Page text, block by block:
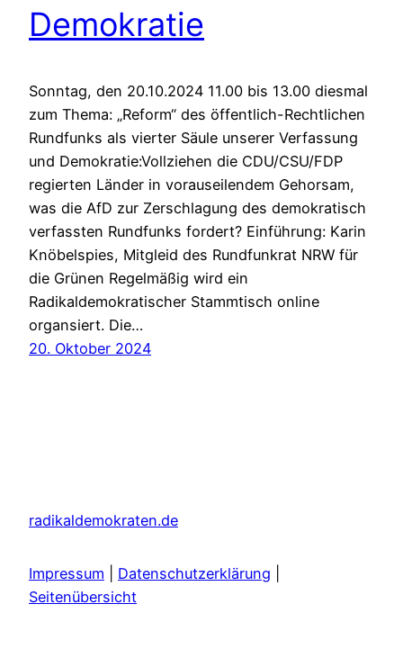
Demokratie
Sonntag, den 20.10.2024 11.00 bis 13.00 diesmal
zum Thema: „Reform“ des öffentlich-Rechtlichen
Rundfunks als vierter Säule unserer Verfassung
und Demokratie:Vollziehen die CDU/CSU/FDP
regierten Länder in vorauseilendem Gehorsam,
was die AfD zur Zerschlagung des demokratisch
verfassten Rundfunks fordert? Einführung: Karin
Knöbelspies, Mitgleid des Rundfunkrat NRW für
die Grünen Regelmäßig wird ein
Radikaldemokratischer Stammtisch online
organsiert. Die…
20. Oktober 2024
radikaldemokraten.de
Impressum Datenschutzerklärung
Seitenübersicht